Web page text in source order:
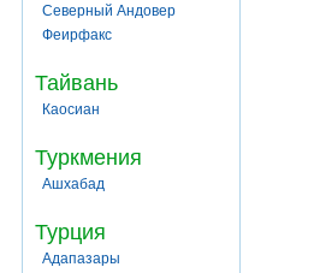
Северный Андовер
Феирфакс
Тайвань
Каосиан
Туркмения
Ашхабад
Турция
Адапазары